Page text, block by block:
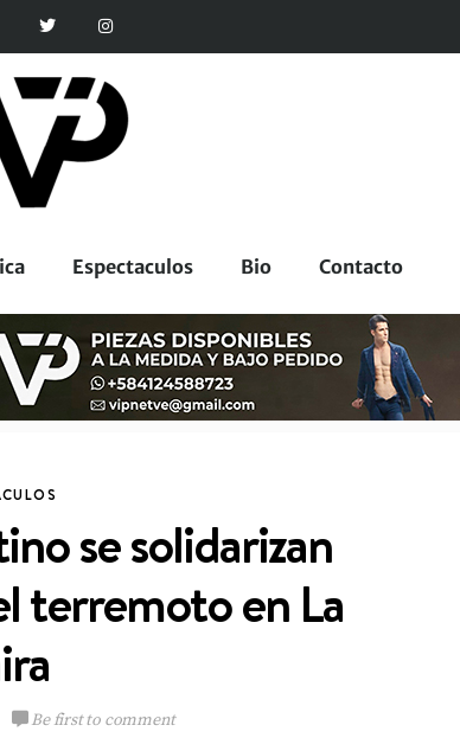
Espectaculos Bio Contacto
se solidarizan
terremoto en La
Be first to comment
CORPORATIVOS
Sabores expande su